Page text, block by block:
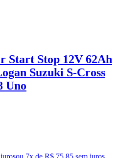
Start Stop 12V 62Ah
Suzuki S-Cross
Uno
ou 7x de R$ 75,85 sem juros